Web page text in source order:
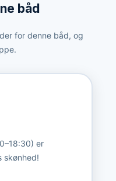
båd
for denne båd, og
er